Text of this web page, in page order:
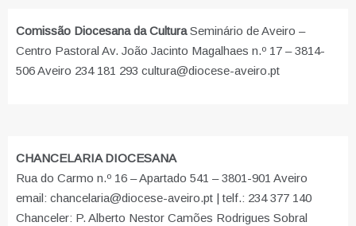
Comissão Diocesana da CulturaSeminário de Aveiro –
Centro Pastoral Av. João Jacinto Magalhaes n.º 17 – 3814-
506 Aveiro 234 181 293 cultura@diocese-aveiro.pt
CHANCELARIA DIOCESANA
Rua do Carmo n.º 16 – Apartado 541 – 3801-901 Aveiro
email: chancelaria@diocese-aveiro.pt | telf.: 234 377 140
Chanceler: P. Alberto Nestor Camões Rodrigues Sobral